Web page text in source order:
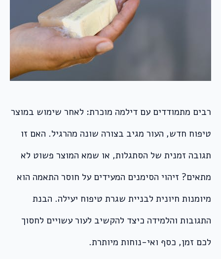
רבים מתמודדים עם דילמה מוכרת: לאחר שימוש במוצר
טיפוח חדש, העור מגיב בצורה שונה מהרגיל. האם זו
תגובה זמנית של הסתגלות, או שמא המוצר פשוט לא
מתאים? זיהוי הסימנים המעידים על חוסר התאמה הוא
מיומנות חיונית לבניית שגרת טיפוח יעילה. הבנת
התגובות והלמידה כיצד להקשיב לעור עשויים לחסוך
לכם זמן, כסף ואי-נוחות מיותרת.